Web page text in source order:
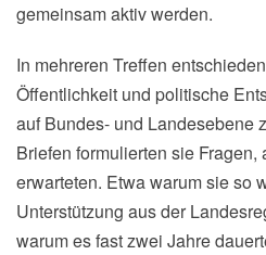
gemeinsam aktiv werden.
In mehreren Treffen
Öffentlichkeit und politische
auf Bundes- und Landesebene
Briefen formulierten sie Fragen,
erwarteten. Etwa warum sie so
Unterstützung aus der
warum es fast zwei Jahre